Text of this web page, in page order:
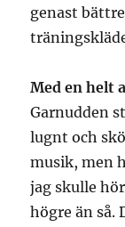
genast
Med en helt
Garnudden
lugnt och
musik, men
jag skulle
högre än så.